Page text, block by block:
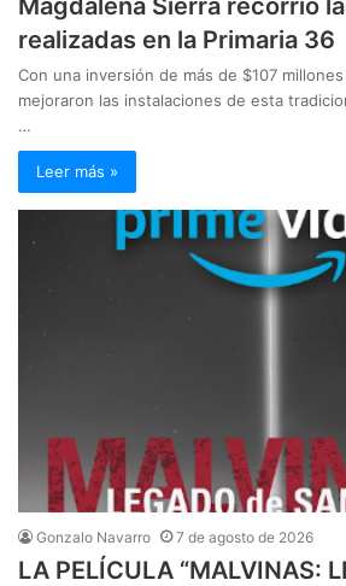
realizadas en la Primaria 36
Con una inversión de más de $107
mejoraron las instalaciones de esta
…
Leer más »
Gonzalo Navarro 7 de agosto de 2026
LA PELÍCULA “MALVINAS: